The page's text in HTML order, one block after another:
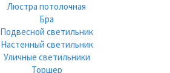
Люстра потолочная
Бра
Подвесной светильник
Настенный светильник
Уличные светильники
Торшер